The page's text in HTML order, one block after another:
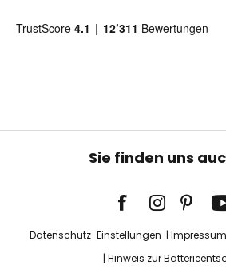
Sie finden uns
Datenschutz-Einstellungen Impressum
Hinweis zur